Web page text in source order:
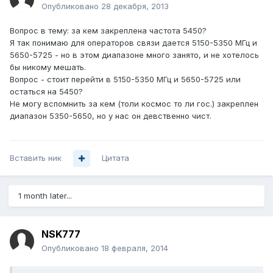
Опубликовано 28 декабря, 2013
Вопрос в тему: за кем закреплена частота 5450?
Я так понимаю для операторов связи дается 5150-5350 МГц и
5650-5725 - но в этом диапазоне много занято, и не хотелось
бы никому мешать.
Вопрос - стоит перейти в 5150-5350 МГц и 5650-5725 или
остаться на 5450?
Не могу вспомнить за кем (толи космос то ли гос.) закреплен
диапазон 5350-5650, но у нас он девственно чист.
Вставить ник Цитата
1 month later...
NSK777
Опубликовано 18 февраля, 2014